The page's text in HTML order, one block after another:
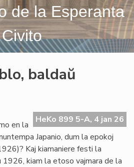
de la Esperanta
Civito
baldaŭ
HeKo 899 5-A, 4 jan 26
en la
Japanio, dum la epokoj
Kaj kiamaniere festi la
1926, kiam la etoso vajmara de la